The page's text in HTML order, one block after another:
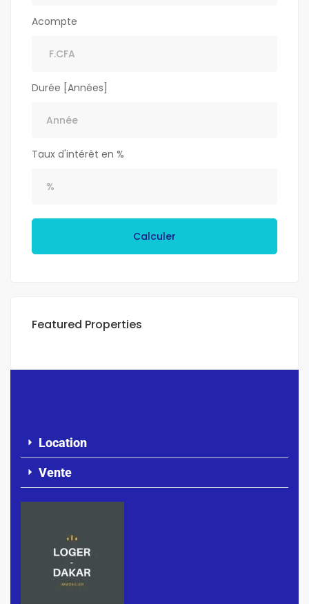
Acompte
Durée [Années]
Taux d'intérêt en %
Calculer
Featured Properties
Location
Vente